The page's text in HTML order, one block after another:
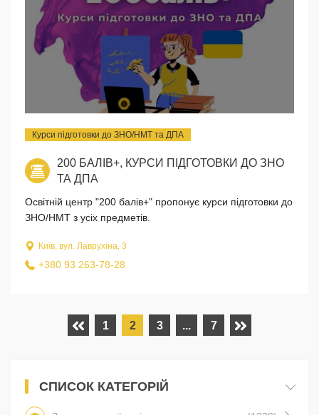
Курси підготовки до ЗНО/НМТ та ДПА
200 БАЛІВ+, КУРСИ ПІДГОТОВКИ ДО ЗНО
ТА ДПА
Освітній центр "200 балів+" пропонує курси підготовки до
ЗНО/НМТ з усіх предметів.
Київ, вул. Лаврухіна, 3
+380 93 263-78-28
1 2 3 ... 7
СПИСОК КАТЕГОРІЙ